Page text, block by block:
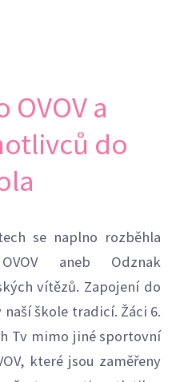
OVOV a
do
se naplno rozběhla
aneb Odznak
vítězů. Zapojení do
škole tradicí. Žáci 6.
Tv mimo jiné sportovní
které jsou zaměřeny